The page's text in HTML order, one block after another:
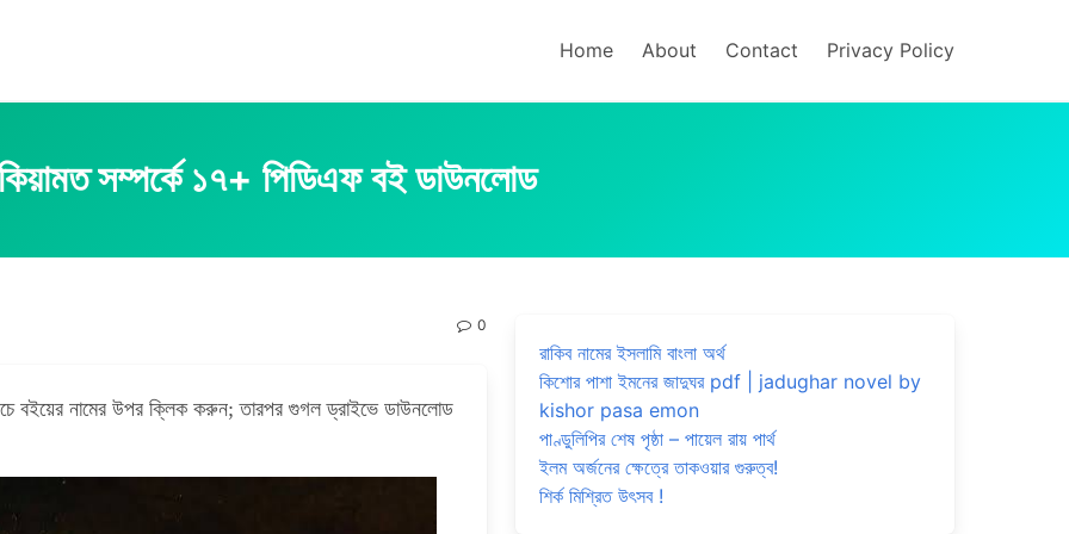
Home About Contact Privacy Policy
সম্পর্কে ১৭+ পিডিএফ বই ডাউনলোড
0
বইয়ের নামের উপর ক্লিক করুন; তারপর গুগল ড্রাইভে ডাউনলোড
রাকিব নামের ইসলামি বাংলা অর্থ
কিশোর পাশা ইমনের জাদুঘর pdf | jadughar novel by
kishor pasa emon
পাণ্ডুলিপির শেষ পৃষ্ঠা – পায়েল রায় পার্থ
ইলম অর্জনের ক্ষেত্রে তাকওয়ার গুরুত্ব!
শির্ক মিশ্রিত উৎসব !